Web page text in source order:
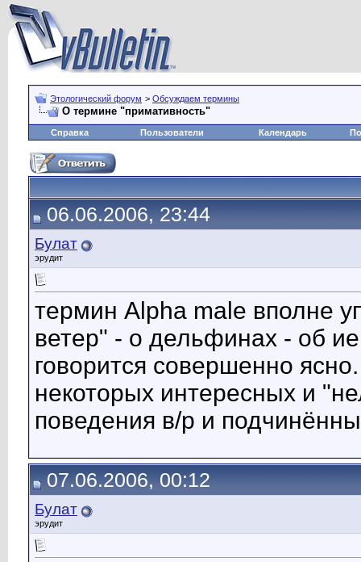
Этологический форум > Обсуждаем термины
О термине "примативность"
Справка Пользователи Календарь
06.06.2006, 23:44
Булат
эрудит
термин Alpha male вполне
ветер" - о дельфинах - об
говорится совершенно
некоторых интересных и
поведения в/р и
07.06.2006, 00:12
Булат
эрудит